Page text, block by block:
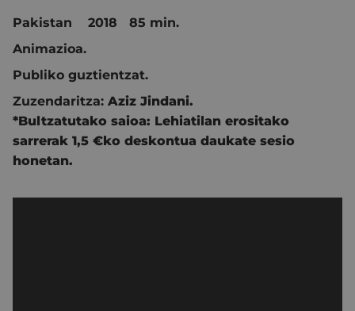
Pakistan 2018 85 min.
Animazioa.
Publiko guztientzat.
Zuzendaritza: Aziz Jindani.
*Bultzatutako saioa: Lehiatilan erositako
sarrerak 1,5 €ko deskontua daukate sesio
honetan.